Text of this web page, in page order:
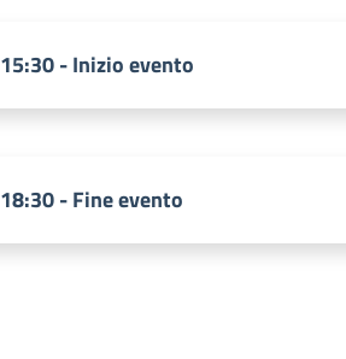
15:30 - Inizio evento
18:30 - Fine evento